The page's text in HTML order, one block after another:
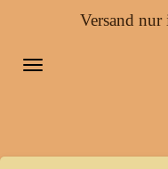
springen
Versand